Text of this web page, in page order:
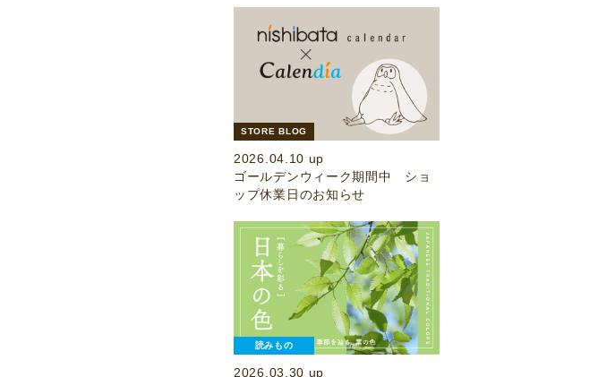
STORE BLOG
2026.04.10 up
ゴールデンウィーク期間中 ショ
ップ休業日のお知らせ
読みもの
2026.03.30 up